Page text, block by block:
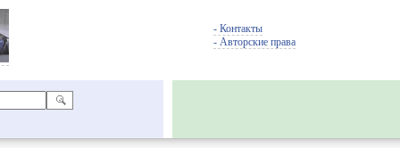
- Контакты
- Авторские права